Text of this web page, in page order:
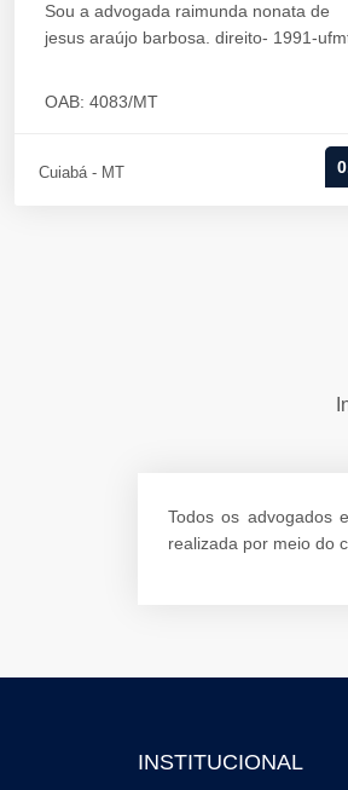
Sou a advogada raimunda nonata de
jesus araújo barbosa. direito- 1991-
OAB: 4083/MT
Cuiabá - MT
Todos os advogados
realizada por meio do
INSTITUCIONAL